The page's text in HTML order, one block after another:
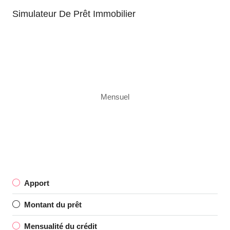
Simulateur De Prêt Immobilier
Mensuel
Apport
Montant du prêt
Mensualité du crédit